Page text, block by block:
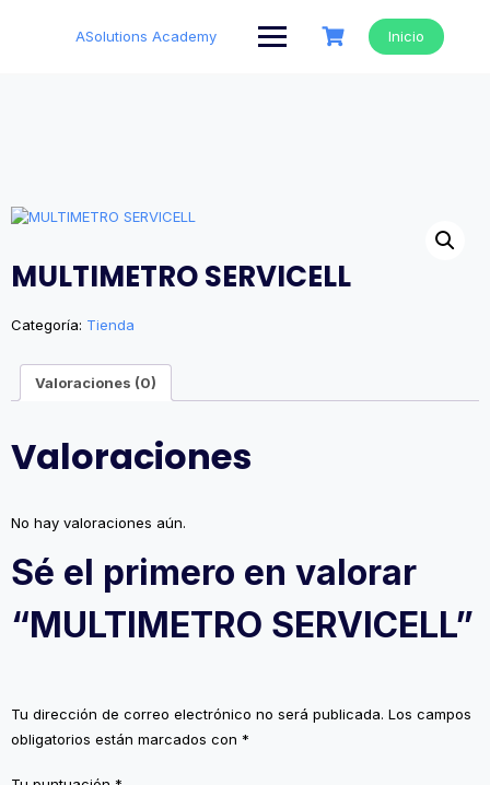
ASolutions Academy Inicio
MULTIMETRO SERVICELL
Categoría: Tienda
Valoraciones (0)
Valoraciones
No hay valoraciones aún.
Sé el primero en valorar
“MULTIMETRO SERVICELL”
Tu dirección de correo electrónico no será publicada. Los campos
obligatorios están marcados con *